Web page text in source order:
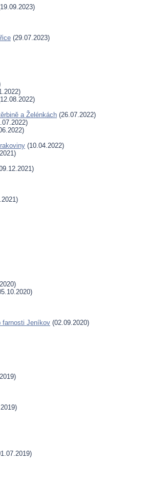
(29.07.2023)
a Želénkách (26.07.2022)
(10.04.2022)
farnosti Jeníkov (02.09.2020)